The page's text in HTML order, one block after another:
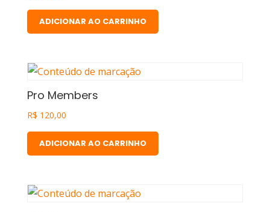
ADICIONAR AO CARRINHO
Pro Members
R$ 120,00
ADICIONAR AO CARRINHO